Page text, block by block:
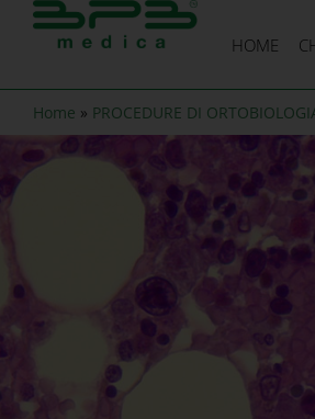
HOME
Home » PROCEDURE DI